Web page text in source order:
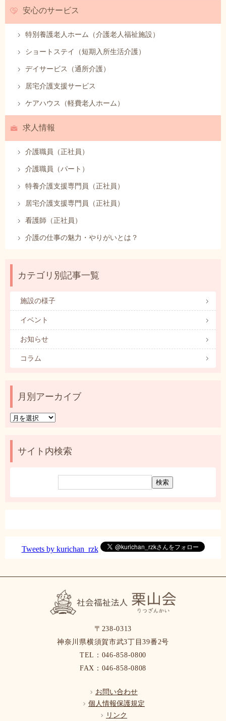
安心のサービス
特別養護老人ホーム（介護老人福祉施設）
ショートステイ（短期入所生活介護）
デイサービス（通所介護）
居宅介護支援サービス
ケアハウス（軽費老人ホーム）
求人情報
介護職員（正社員）
介護職員（パート）
特養介護支援専門員（正社員）
居宅介護支援専門員（正社員）
看護師（正社員）
介護の仕事の魅力・やりがいとは？
カテゴリ別記事一覧
施設の様子
イベント
お知らせ
コラム
月別アーカイブ
月
ア
サイト内検索
Tweets by kurichan_rzk
〒238-0313
神奈川県横須賀市武3丁目39番2号
TEL：046-858-0800
FAX：046-858-0808
お問い合わせ
個人情報保護規定
リンク